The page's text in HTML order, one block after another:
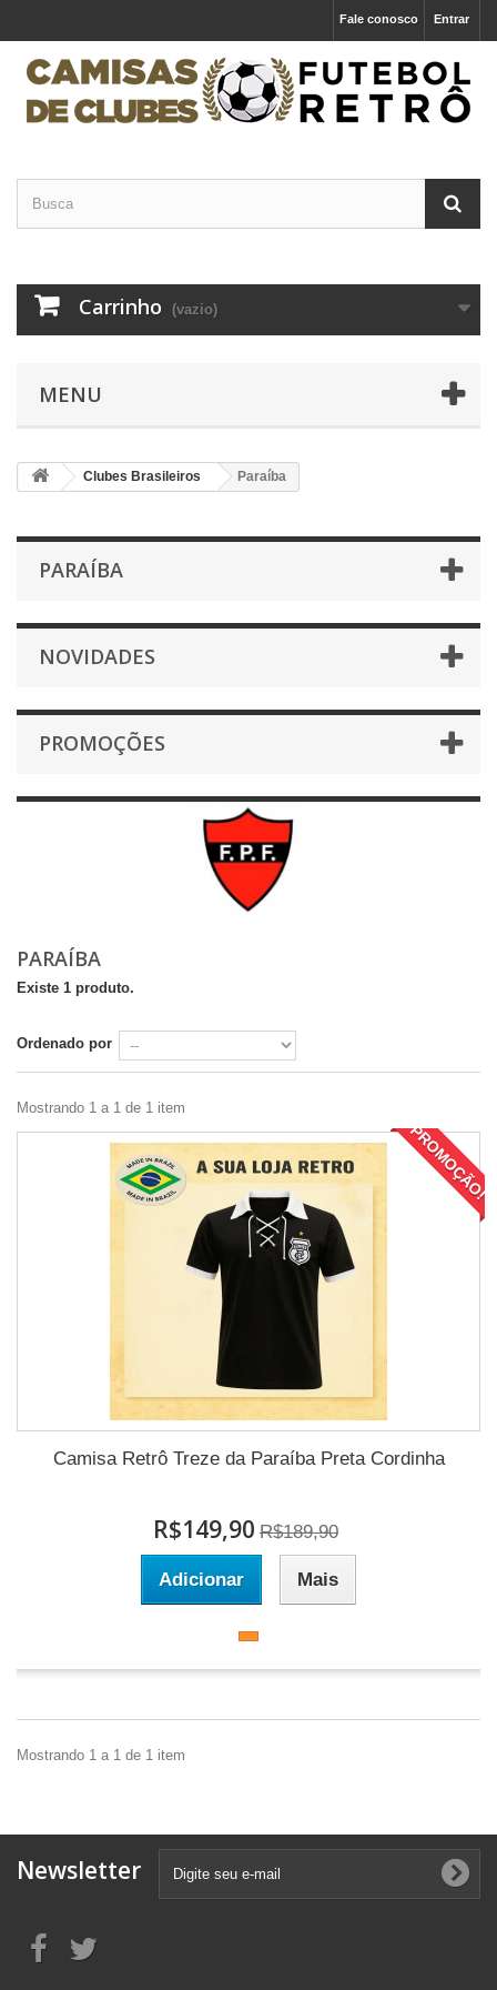
Entrar
Fale conosco
Carrinho (vazio)
MENU
Clubes Brasileiros Paraíba
PARAÍBA
NOVIDADES
PROMOÇÕES
PARAÍBA
Existe 1 produto.
Ordenado por
Mostrando 1 a 1 de 1 item
PROMOÇÃO!
Camisa Retrô Treze da Paraíba Preta Cordinha
R$149,90 R$189,90
Adicionar Mais
Mostrando 1 a 1 de 1 item
Newsletter